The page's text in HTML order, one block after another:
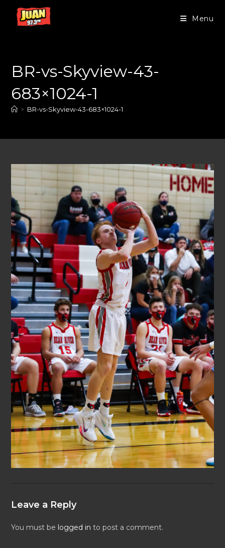
Menu
BR-vs-Skyview-43-
683×1024-1
> BR-vs-Skyview-43-683×1024-1
Leave a Reply
You must be logged in to post a comment.